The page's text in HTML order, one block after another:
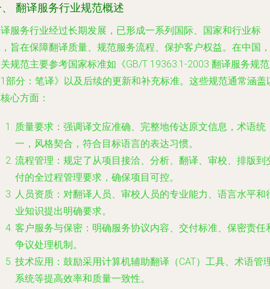
翻译服务行业规范概述
服务行业经过长期发展，已形成一系列国际、国家和行业标
旨在保障翻译质量、规范服务流程、保护客户权益。在中国，
规范主要参考国家标准如《GB/T 19363.1-2003 翻译服务规范
部分：笔译》以及后续的更新和补充标准。这些规范通常涵盖
心方面：
质量要求 ：强调译文应准确、完整地传达原文信息，术语统
一，风格契合，符合目标语言的表达习惯。
流程管理 ：规定了从项目接洽、分析、翻译、审校、排版到
付的全过程管理要求，确保项目可控。
人员资质 ：对翻译人员、审校人员的专业能力、语言水平和
业知识提出明确要求。
客户服务与保密 ：明确服务协议内容、交付标准、保密责任
争议处理机制。
技术应用 ：鼓励采用计算机辅助翻译（CAT）工具、术语管
系统等提高效率和质量一致性。